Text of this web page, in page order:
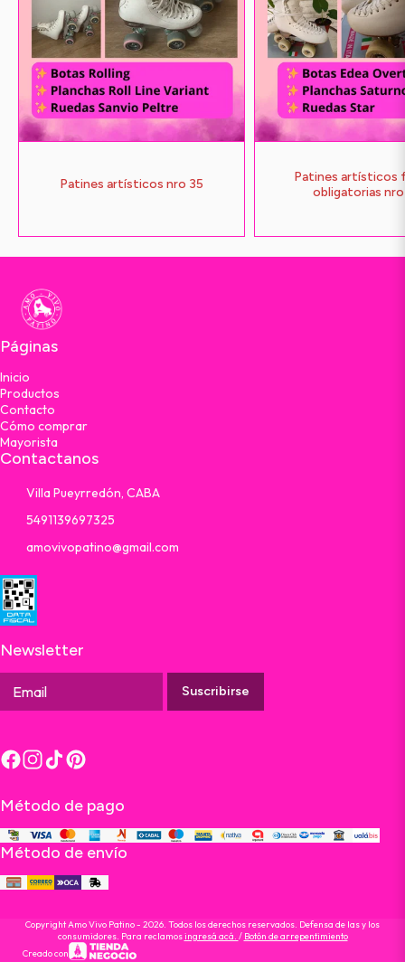
Patines artísticos nro 35
Patines artísticos
obligatorias
Páginas
Inicio
Productos
Contacto
Cómo comprar
Mayorista
Contactanos
Villa Pueyrredón, CABA
5491139697325
amovivopatino@gmail.com
Newsletter
Suscribirse
Método de pago
Método de envío
Copyright Amo Vivo Patino - 2026. Todos los derechos reservados. Defensa de las y los
consumidores. Para reclamosingresá acá. / Botón de arrepentimiento
Creado con